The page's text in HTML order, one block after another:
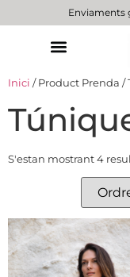
Enviaments
Inici / Product Prenda /
S'estan mostrant 4